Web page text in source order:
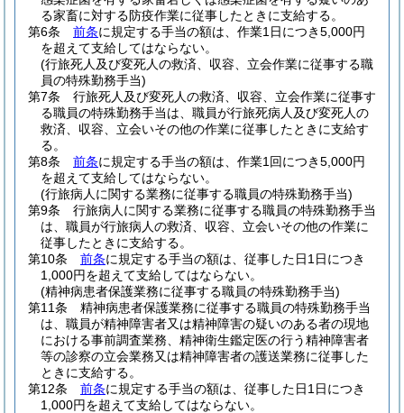
る家畜に対する防疫作業に従事したときに支給する。
第6条
前条に規定する手当の額は、作業1日につき5,000円
を超えて支給してはならない。
(行旅死人及び変死人の救済、収容、立会作業に従事する職
員の特殊勤務手当)
第7条
行旅死人及び変死人の救済、収容、立会作業に従事す
る職員の特殊勤務手当は、職員が行旅死病人及び変死人の
救済、収容、立会いその他の作業に従事したときに支給す
る。
第8条
前条に規定する手当の額は、作業1回につき5,000円
を超えて支給してはならない。
(行旅病人に関する業務に従事する職員の特殊勤務手当)
第9条
行旅病人に関する業務に従事する職員の特殊勤務手当
は、職員が行旅病人の救済、収容、立会いその他の作業に
従事したときに支給する。
第10条
前条に規定する手当の額は、従事した日1日につき
1,000円を超えて支給してはならない。
(精神病患者保護業務に従事する職員の特殊勤務手当)
第11条
精神病患者保護業務に従事する職員の特殊勤務手当
は、職員が精神障害者又は精神障害の疑いのある者の現地
における事前調査業務、精神衛生鑑定医の行う精神障害者
等の診察の立会業務又は精神障害者の護送業務に従事した
ときに支給する。
第12条
前条に規定する手当の額は、従事した日1日につき
1,000円を超えて支給してはならない。